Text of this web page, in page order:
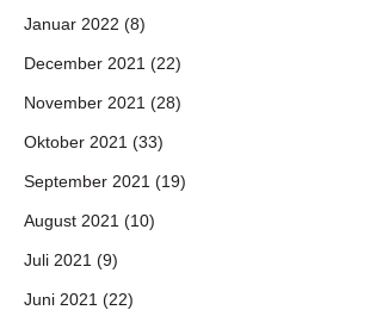
Januar 2022 (8)
December 2021 (22)
November 2021 (28)
Oktober 2021 (33)
September 2021 (19)
August 2021 (10)
Juli 2021 (9)
Juni 2021 (22)